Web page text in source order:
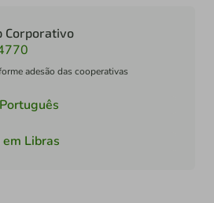
Corporativo
adesão das cooperativas
Libras